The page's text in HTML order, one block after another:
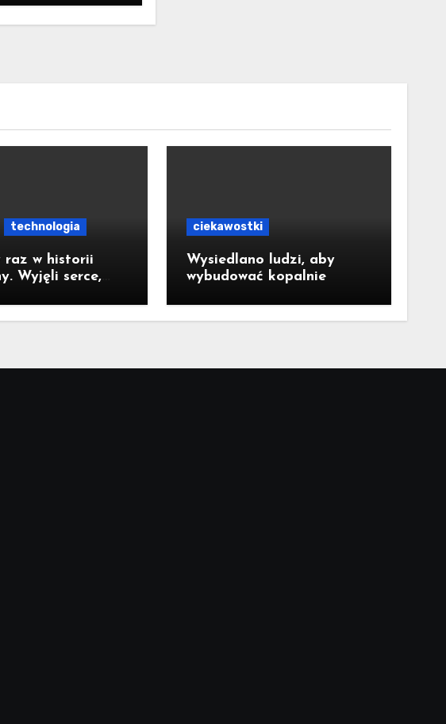
Do Katowic w
technologia
raz w historii
Wyjęli serce,
zoperować w
ciekawostki
Wysiedlano ludzi, aby
wybudować kopalnie